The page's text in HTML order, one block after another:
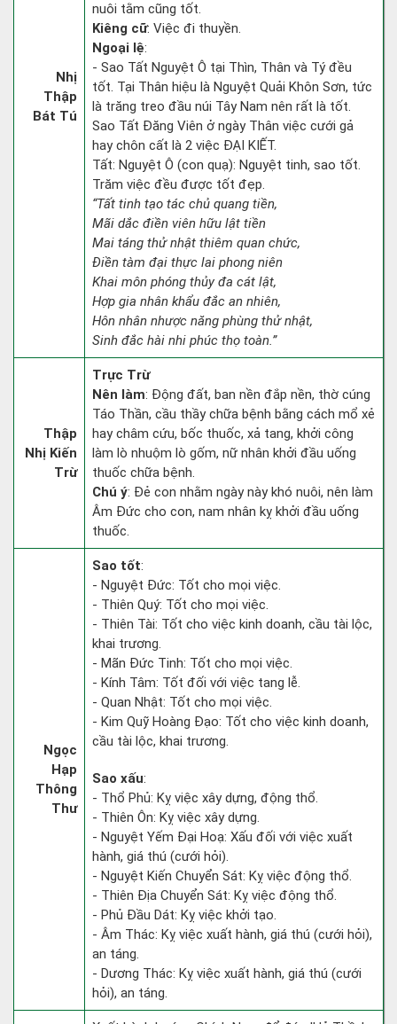
Nhị
Thập
Bát Tú
nuôi tằm cũng tốt.
Kiêng cữ: Việc đi thuyền.
Ngoại lệ:
- Sao Tất Nguyệt Ô tại Thìn, Thân và Tý đều
tốt. Tại Thân hiệu là Nguyệt Quải Khôn Sơn, tức
là trăng treo đầu núi Tây Nam nên rất là tốt.
Sao Tất Đăng Viên ở ngày Thân việc cưới gả
hay chôn cất là 2 việc ĐẠI KIẾT.
Tất: Nguyệt Ô (con quạ): Nguyệt tinh, sao tốt.
Trăm việc đều được tốt đẹp.
“Tất tinh tạo tác chủ quang tiền,
Mãi dắc điền viên hữu lật tiền
Mai táng thử nhật thiêm quan chức,
Điền tàm đại thực lai phong niên
Khai môn phóng thủy đa cát lật,
Hợp gia nhân khẩu đắc an nhiên,
Hôn nhân nhược năng phùng thử nhật,
Sinh đắc hài nhi phúc thọ toàn.”
Thập
Nhị Kiến
Trừ
Trực Trừ
Nên làm: Động đất, ban nền đắp nền, thờ cúng
Táo Thần, cầu thầy chữa bệnh bằng cách mổ xẻ
hay châm cứu, bốc thuốc, xả tang, khởi công
làm lò nhuộm lò gốm, nữ nhân khởi đầu uống
thuốc chữa bệnh.
Chú ý: Đẻ con nhằm ngày này khó nuôi, nên làm
Âm Đức cho con, nam nhân kỵ khởi đầu uống
thuốc.
Ngọc
Hạp
Thông
Thư
Sao tốt:
- Nguyệt Đức: Tốt cho mọi việc.
- Thiên Quý: Tốt cho mọi việc.
- Thiên Tài: Tốt cho việc kinh doanh, cầu tài lộc,
khai trương.
- Mãn Đức Tinh: Tốt cho mọi việc.
- Kính Tâm: Tốt đối với việc tang lễ.
- Quan Nhật: Tốt cho mọi việc.
- Kim Quỹ Hoàng Đạo: Tốt cho việc kinh doanh,
cầu tài lộc, khai trương.
Sao xấu:
- Thổ Phủ: Kỵ việc xây dựng, động thổ.
- Thiên Ôn: Kỵ việc xây dựng.
- Nguyệt Yếm Đại Hoạ: Xấu đối với việc xuất
hành, giá thú (cưới hỏi).
- Nguyệt Kiến Chuyển Sát: Kỵ việc động thổ.
- Thiên Địa Chuyển Sát: Kỵ việc động thổ.
- Phủ Đầu Dát: Kỵ việc khởi tạo.
- Âm Thác: Kỵ việc xuất hành, giá thú (cưới hỏi),
an táng.
- Dương Thác: Kỵ việc xuất hành, giá thú (cưới
hỏi), an táng.